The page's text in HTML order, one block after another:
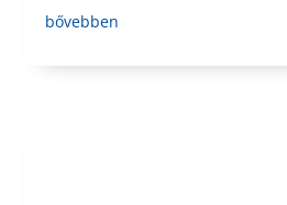
bővebben